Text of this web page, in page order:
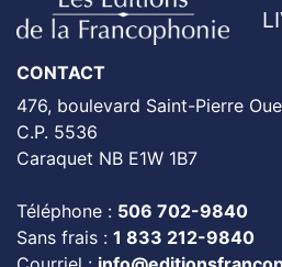
CONTACT
476, boulevard Saint-Pierre
C.P. 5536
Caraquet NB E1W 1B7
Téléphone : 506 702-9840
Sans frais : 1 833 212-9840